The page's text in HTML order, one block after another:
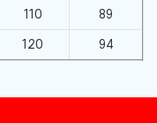
110 89
120 94